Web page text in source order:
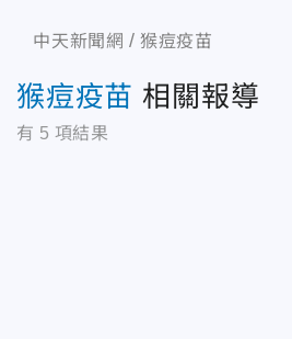
中天新聞網 猴痘疫苗
猴痘疫苗 相關報導
有 5 項結果